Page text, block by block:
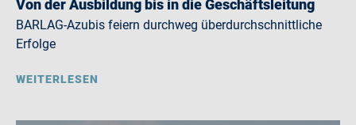
Von der Ausbildung bis in die Geschäftsleitung
BARLAG-Azubis feiern durchweg überdurchschnittliche
Erfolge
WEITERLESEN